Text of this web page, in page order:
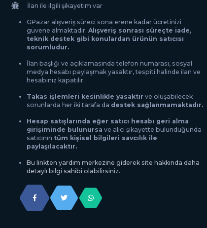
İlan ile ilgili şikayetim var
GPazar alışveriş süreci sona erene kadar ücretinizi
güvene almaktadır. Alışveriş sonrası süreçte iade,
teknik destek gibi konulardan ürünün satıcısı
sorumludur.
İlan başlığı ve açıklamasında telefon numarası, sosyal
medya hesabı paylaşmak yasaktır, tespiti halinde ilan ve
hesabınız kapatılır.
Takas işlemleri kesinlikle yasaktır ve oluşabilecek
sorunlarda her iki tarafa da destek sağlanmamaktadır.
Hesap satışlarında eğer satıcı hesabı geri alma
girişiminde bulunursa ve alıcı şikayette bulunduğunda
satıcının tüm kişisel bilgileri savcılık ile
paylaşılacaktır.
Bu linkten yardım merkezine giderek site hakkında daha
detaylı bilgi sahibi olabilirsiniz.